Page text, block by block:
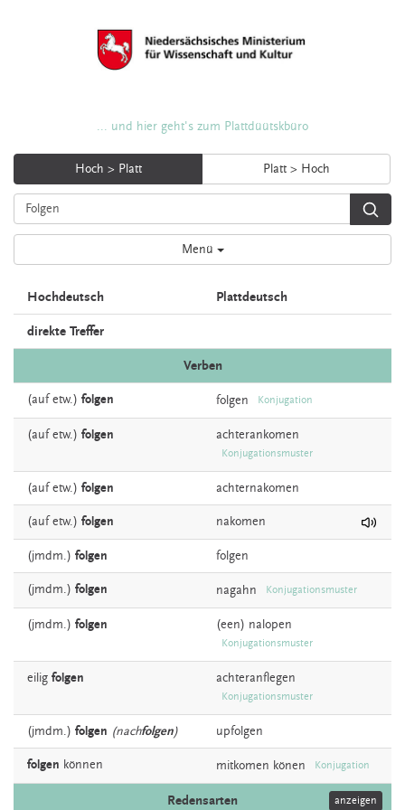
... und hier geht's zum Plattdüütskbüro
Hoch > Platt Platt > Hoch
Menü
Hochdeutsch Plattdeutsch
direkte Treffer
Verben
(auf etw.) folgen folgen Konjugation
(auf etw.) folgen achterankomen
Konjugationsmuster
(auf etw.) folgen achternakomen
(auf etw.) folgen nakomen
(jmdm.) folgen folgen
(jmdm.) folgen nagahn Konjugationsmuster
(jmdm.) folgen (een) nalopen
Konjugationsmuster
eilig folgen achteranflegen
Konjugationsmuster
(jmdm.) folgen (nachfolgen) upfolgen
folgen können mitkomen könen Konjugation
Redensarten anzeigen